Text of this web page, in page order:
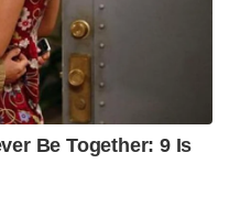
लॉस एंजिल्स क्लिपर्स